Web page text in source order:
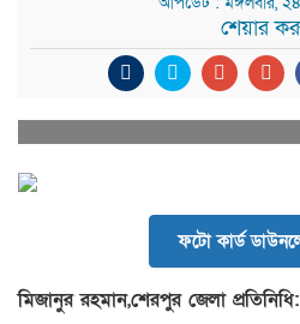
শেয়ার
ফটো কার্ড
মিজানুর রহমান,শেরপুর জেলা প্রতিনিধি: